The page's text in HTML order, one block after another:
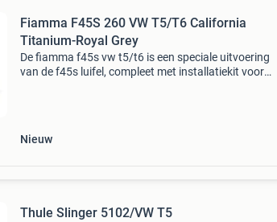
Fiamma F45S 260 VW T5/T6 California
Titanium-Royal Grey
De fiamma f45s vw t5/t6 is een speciale uitvoering
van de f45s luifel, compleet met installatiekit voor
Nieuw
Thule Slinger 5102/VW T5